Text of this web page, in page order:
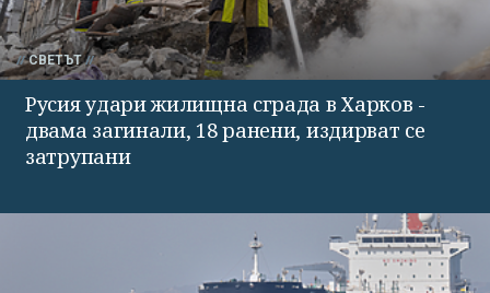
СВЕТЪТ
Русия удари жилищна сграда в Харков -
двама загинали, 18 ранени, издирват се
затрупани